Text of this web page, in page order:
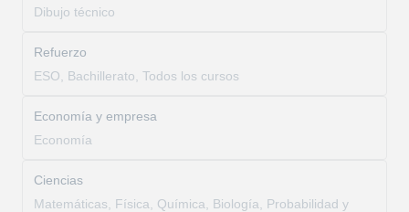
Dibujo técnico
Refuerzo
ESO, Bachillerato, Todos los cursos
Economía y empresa
Economía
Ciencias
Matemáticas, Física, Química, Biología, Probabilidad y